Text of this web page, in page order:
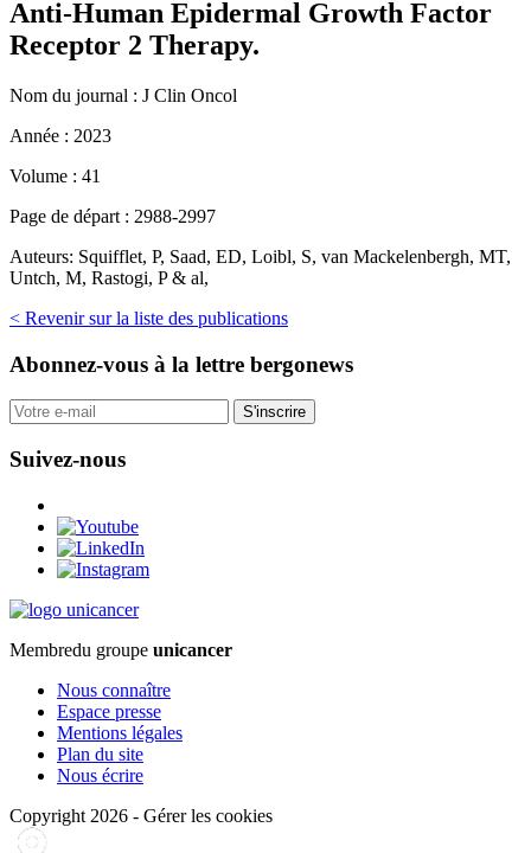
Anti-Human Epidermal Growth Factor
Receptor 2 Therapy.
Nom du journal : J Clin Oncol
Année : 2023
Volume : 41
Page de départ : 2988-2997
Auteurs: Squifflet, P, Saad, ED, Loibl, S, van Mackelenbergh, MT,
Untch, M, Rastogi, P & al,
< Revenir sur la liste des publications
Abonnez-vous à la lettre bergonews
S'inscrire
Suivez-nous
Membredu groupe unicancer
Nous connaître
Espace presse
Mentions légales
Plan du site
Nous écrire
Copyright 2026 - Gérer les cookies